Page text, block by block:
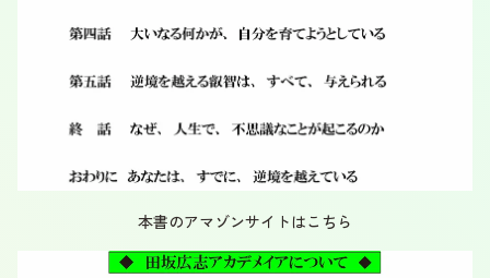
本書のアマゾンサイトはこちら